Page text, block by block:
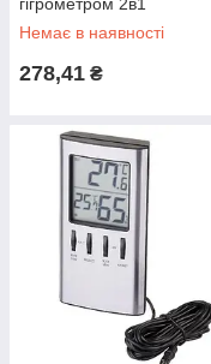
Немає в наявності
278,41 ₴